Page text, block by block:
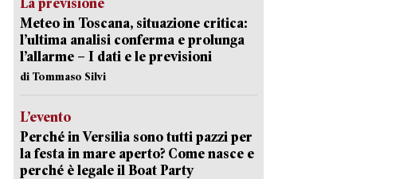
Meteo in Toscana, situazione critica:
l’ultima analisi conferma e prolunga
l’allarme – I dati e le previsioni
di Tommaso Silvi
L’evento
Perché in Versilia sono tutti pazzi per
la festa in mare aperto? Come nasce e
perché è legale il Boat Party